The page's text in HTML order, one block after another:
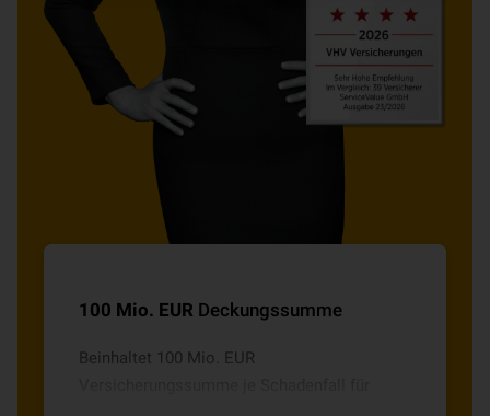
100 Mio. EUR Deckungssumme
Beinhaltet 100 Mio. EUR